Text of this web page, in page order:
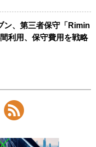
ン、第三者保守「Rimin
利用、保守費用を戦略